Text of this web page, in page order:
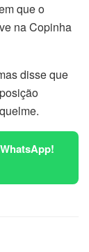
que o
na Copinha
disse que